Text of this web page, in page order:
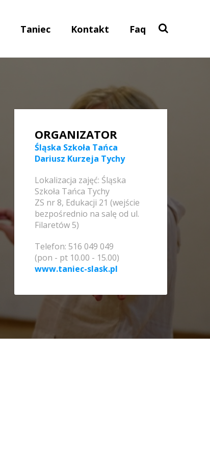
Taniec Kontakt Faq
ORGANIZATOR
Śląska Szkoła Tańca
Dariusz Kurzeja Tychy
Lokalizacja zajęć: Śląska
Szkoła Tańca Tychy
ZS nr 8, Edukacji 21 (wejście
bezpośrednio na salę od ul.
Filaretów 5)
Telefon: 516 049 049
(pon - pt 10.00 - 15.00)
www.taniec-slask.pl